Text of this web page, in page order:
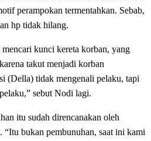
perampokan termentahkan. Sebab,
hp tidak hilang.
kunci kereta korban, yang
takut menjadi korban
(Della) tidak mengenali pelaku, tapi
sebut Nodi lagi.
itu sudah direncanakan oleh
bukan pembunuhan, saat ini kami